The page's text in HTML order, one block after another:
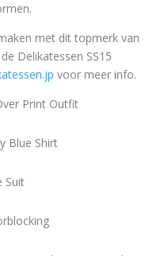
met dit topmerk van
Delikatessen SS15
voor meer info.